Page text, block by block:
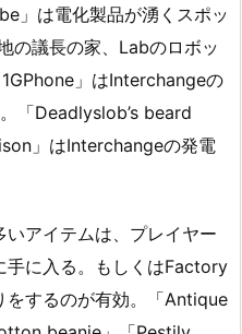
」は電化製品が湧くスポッ
の議長の家、Labのロボッ
」はInterchangeの
「Deadlyslob’s beard
」はInterchangeの発電
アイテムは、プレイヤー
手に入る。もしくはFactory
をするのが有効。「Antique